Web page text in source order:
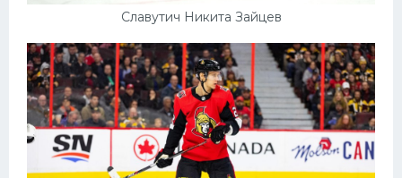
Славутич Никита Зайцев